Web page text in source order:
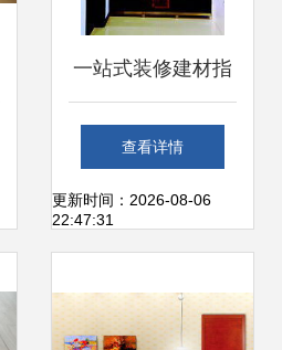
一站式装修建材指
南 如何轻松搞定家
庭装修
查看详情
更新时间：2026-08-06
22:47:31